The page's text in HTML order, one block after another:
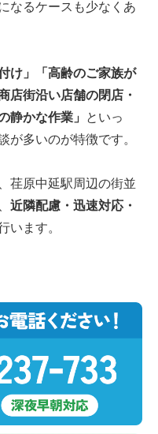
なるケースも少なくあ
け」「高齢のご家族が
店街沿い店舗の閉店・
静かな作業」
といっ
が多いのが特徴です。
荏原中延駅周辺の街並
近隣配慮・迅速対応・
います。